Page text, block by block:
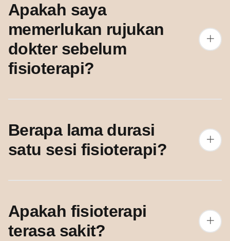
Apakah saya
memerlukan rujukan
dokter sebelum
fisioterapi?
Berapa lama durasi
satu sesi fisioterapi?
Apakah fisioterapi
terasa sakit?